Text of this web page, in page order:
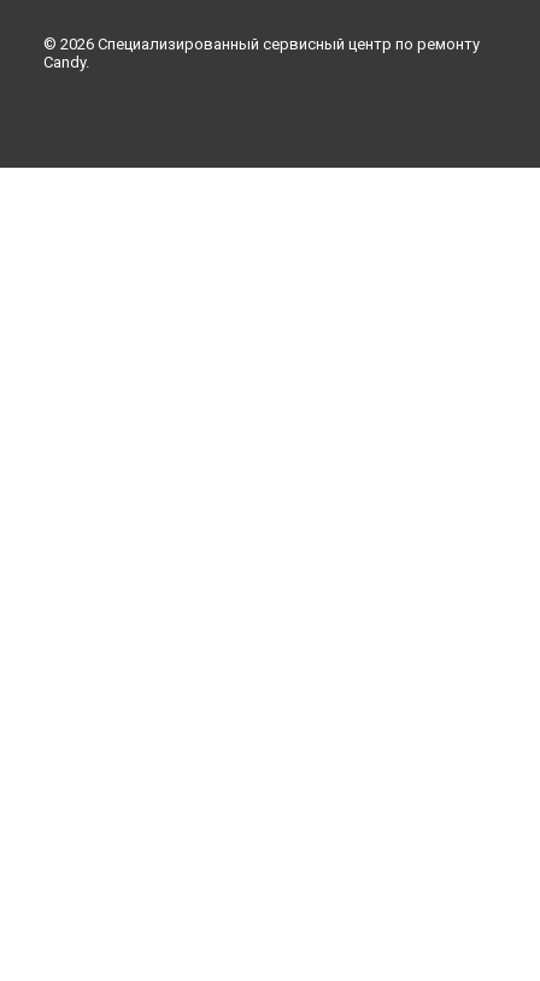
© 2026 Специализированный сервисный центр по ремонту
Candy.